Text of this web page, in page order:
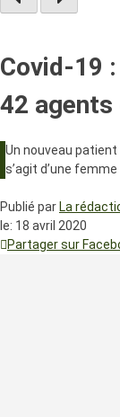
Covid-19
42 agents
Un nouveau
s’agit d’une
Publié par La
le: 18 avril 2020
Partager sur